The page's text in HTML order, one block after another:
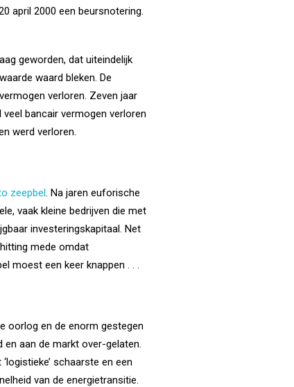
april 2000 een beursnotering.
geworden, dat uiteindelijk
waard bleken. De
verloren. Zeven jaar
bancair vermogen verloren
werd verloren.
zeepbel. Na jaren euforische
vaak kleine bedrijven die met
investeringskapitaal. Net
mede omdat
moest een keer knappen . . .
oorlog en de enorm gestegen
en aan de markt over-gelaten.
schaarste en een
van de energietransitie.